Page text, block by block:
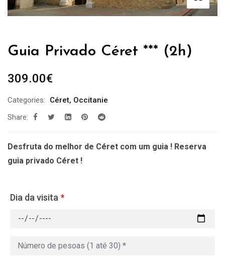
Guia Privado Céret *** (2h)
309.00€
Categories: Céret, Occitanie
Share:
Desfruta do melhor de Céret com um guia ! Reserva
guia privado Céret !
Dia da visita *